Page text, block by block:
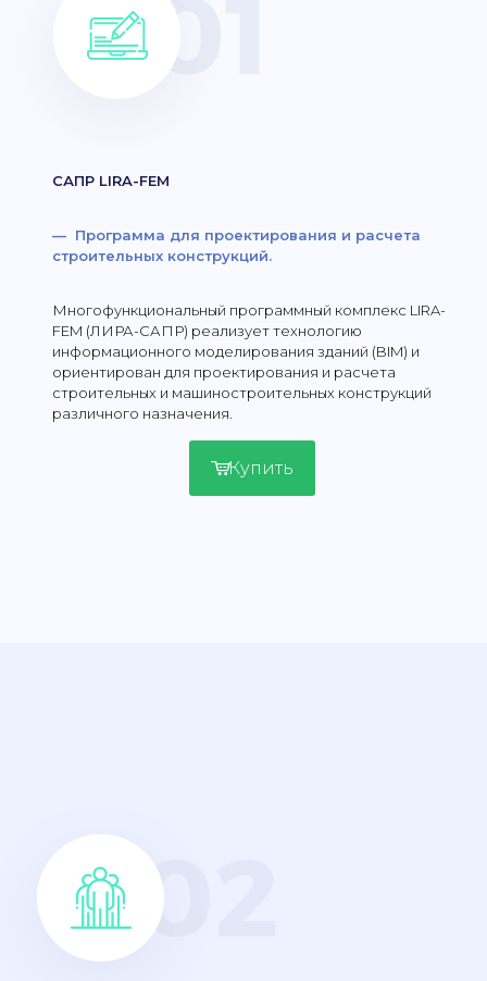
САПР LIRA-FEM
— Программа для проектирования и расчета
строительных конструкций.
Многофункциональный программный комплекс LIRA-
FEM (ЛИРА-САПР) реализует технологию
информационного моделирования зданий (BIM) и
ориентирован для проектирования и расчета
строительных и машиностроительных конструкций
различного назначения.
Купить